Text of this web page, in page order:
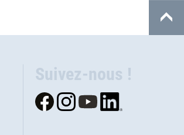
Suivez-nous !